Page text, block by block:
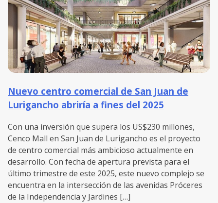
Nuevo centro comercial de San Juan de
Lurigancho abriría a fines del 2025
Con una inversión que supera los US$230 millones,
Cenco Mall en San Juan de Lurigancho es el proyecto
de centro comercial más ambicioso actualmente en
desarrollo. Con fecha de apertura prevista para el
último trimestre de este 2025, este nuevo complejo se
encuentra en la intersección de las avenidas Próceres
de la Independencia y Jardines […]